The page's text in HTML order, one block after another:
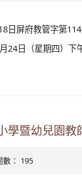
日屏府教管字第
24日（星期四）
學暨幼兒園
數： 195